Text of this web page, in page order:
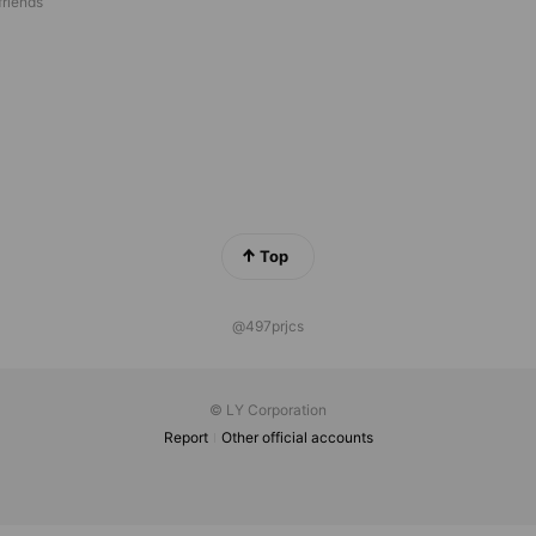
Top
@497prjcs
© LY Corporation
Report
Other official accounts